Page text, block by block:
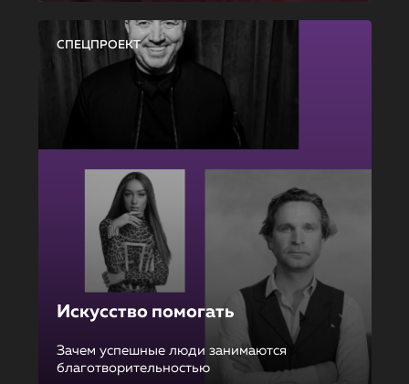
СПЕЦПРОЕКТ
Искусство помогать
Зачем успешные люди занимаются
благотворительностью